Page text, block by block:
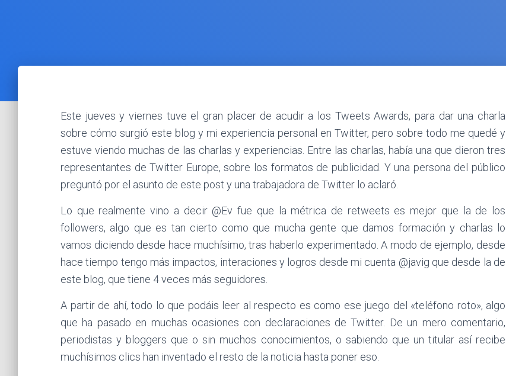
Este jueves y viernes tuve el gran placer de acudir a los Tweets Awards, para dar una charla
sobre cómo surgió este blog y mi experiencia personal en Twitter, pero sobre todo me quedé y
estuve viendo muchas de las charlas y experiencias. Entre las charlas, había una que dieron tres
representantes de Twitter Europe, sobre los formatos de publicidad. Y una persona del público
preguntó por el asunto de este post y una trabajadora de Twitter lo aclaró.
Lo que realmente vino a decir @Ev fue que la métrica de retweets es mejor que la de los
followers, algo que es tan cierto como que mucha gente que damos formación y charlas lo
vamos diciendo desde hace muchísimo, tras haberlo experimentado. A modo de ejemplo, desde
hace tiempo tengo más impactos, interaciones y logros desde mi cuenta @javig que desde la de
este blog, que tiene 4 veces más seguidores.
A partir de ahí, todo lo que podáis leer al respecto es como ese juego del «teléfono roto», algo
que ha pasado en muchas ocasiones con declaraciones de Twitter. De un mero comentario,
periodistas y bloggers que o sin muchos conocimientos, o sabiendo que un titular así recibe
muchísimos clics han inventado el resto de la noticia hasta poner eso.